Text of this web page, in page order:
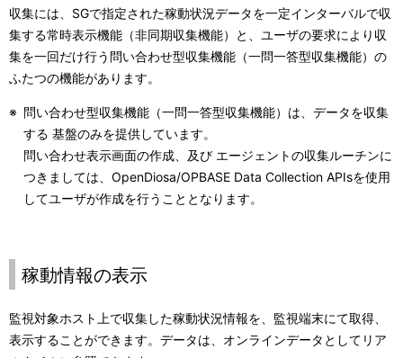
収集には、SGで指定された稼動状況データを一定インターバルで収
集する常時表示機能（非同期収集機能）と、ユーザの要求により収
集を一回だけ行う問い合わせ型収集機能（一問一答型収集機能）の
ふたつの機能があります。
※ 問い合わせ型収集機能（一問一答型収集機能）は、データを収集
する 基盤のみを提供しています。
問い合わせ表示画面の作成、及び エージェントの収集ルーチンに
つきましては、OpenDiosa/OPBASE Data Collection APIsを使用
してユーザが作成を行うこととなります。
稼動情報の表示
監視対象ホスト上で収集した稼動状況情報を、監視端末にて取得、
表示することができます。データは、オンラインデータとしてリア